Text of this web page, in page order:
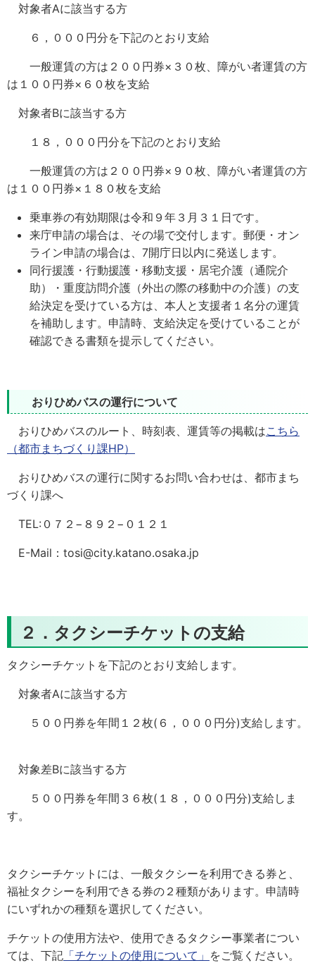
対象者Aに該当する方
６，０００円分を下記のとおり支給
一般運賃の方は２００円券×３０枚、障がい者運賃の方
は１００円券×６０枚を支給
対象者Bに該当する方
１８，０００円分を下記のとおり支給
一般運賃の方は２００円券×９０枚、障がい者運賃の方
は１００円券×１８０枚を支給
乗車券の有効期限は令和９年３月３１日です。
来庁申請の場合は、その場で交付します。郵便・オン
ライン申請の場合は、7開庁日以内に発送します。
同行援護・行動援護・移動支援・居宅介護（通院介
助）・重度訪問介護（外出の際の移動中の介護）の支
給決定を受けている方は、本人と支援者１名分の運賃
を補助します。申請時、支給決定を受けていることが
確認できる書類を提示してください。
おりひめバスの運行について
おりひめバスのルート、時刻表、運賃等の掲載はこちら
（都市まちづくり課HP）
おりひめバスの運行に関するお問い合わせは、都市まち
づくり課へ
TEL:０７２−８９２−０１２１
E-Mail：tosi@city.katano.osaka.jp
２．タクシーチケットの支給
タクシーチケットを下記のとおり支給します。
対象者Aに該当する方
５００円券を年間１２枚(６，０００円分)支給します。
対象差Bに該当する方
５００円券を年間３６枚(１８，０００円分)支給しま
す。
タクシーチケットには、一般タクシーを利用できる券と、
福祉タクシーを利用できる券の２種類があります。申請時
にいずれかの種類を選択してください。
チケットの使用方法や、使用できるタクシー事業者につい
ては、下記 「チケットの使用について」 をご覧ください。